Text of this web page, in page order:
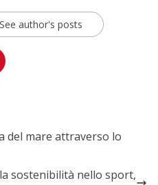
See author's posts
del mare attraverso lo
sostenibilità nello sport,